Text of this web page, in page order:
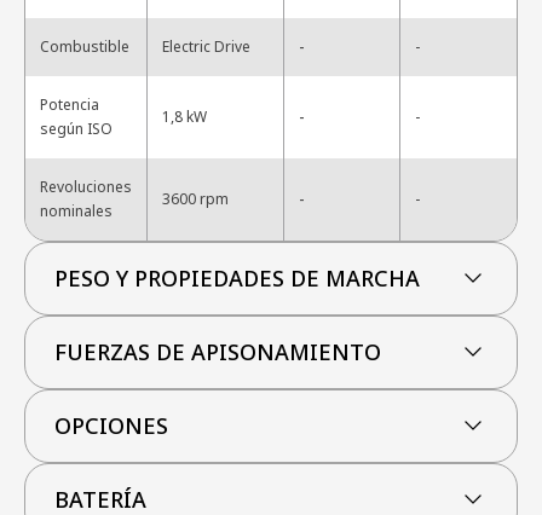
Combustible Electric Drive - -
Potencia
según ISO
1,8 kW - -
Revoluciones
nominales
3600 rpm - -
PESO Y PROPIEDADES DE MARCHA
FUERZAS DE APISONAMIENTO
OPCIONES
BATERÍA